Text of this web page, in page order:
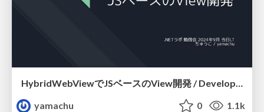
HybridWebViewでJSベースのView開発 / Development JavaScript based View with HybridWebView
yamachu
0 1.1k